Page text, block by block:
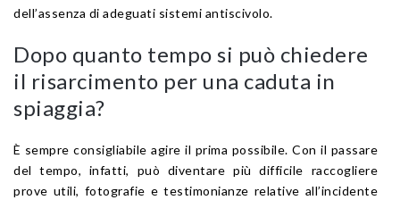
dell’assenza di adeguati sistemi antiscivolo.
Dopo quanto tempo si può chiedere
il risarcimento per una caduta in
spiaggia?
È sempre consigliabile agire il prima possibile. Con il passare
del tempo, infatti, può diventare più difficile raccogliere
prove utili, fotografie e testimonianze relative all’incidente